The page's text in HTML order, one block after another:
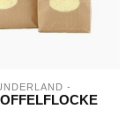
-